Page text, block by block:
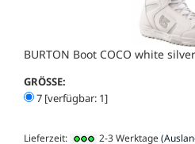
BURTON Boot COCO white
GRÖSSE:
7 [verfügbar: 1]
Lieferzeit: 2-3 Werktage